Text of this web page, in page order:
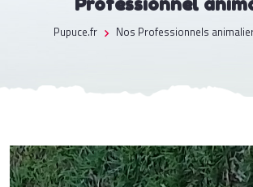
Pupuce.fr Nos Professionnels